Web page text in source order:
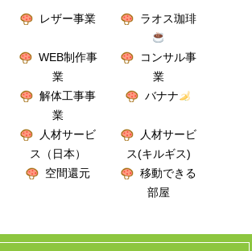
レザー事業 ラオス珈琲
WEB制作事
業
コンサル事
業
解体工事事
業
バナナ
人材サービ
ス（日本）
人材サービ
ス(キルギス)
空間還元
移動できる
部屋